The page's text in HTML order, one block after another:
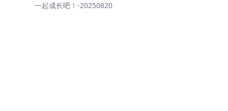
一起成长吧！-20250820